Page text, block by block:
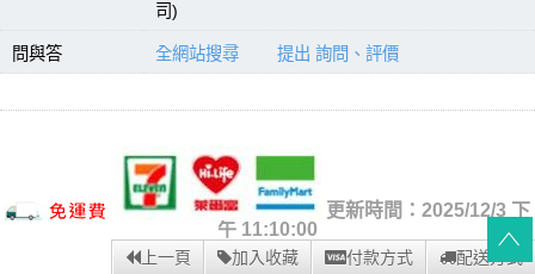
司)
問與答 全網站搜尋 提出 詢問、評價
更新時間：2025/12/3 下
午 11:10:00
上一頁 加入收藏 付款方式 配送方式